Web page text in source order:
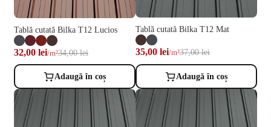
Tablă cutată Bilka T12 Lucios
32,00 lei/m²34,00 lei
Adaugă în coș
Tablă cutată Bilka T12 Mat
35,00 lei/m²37,00 lei
Adaugă în coș